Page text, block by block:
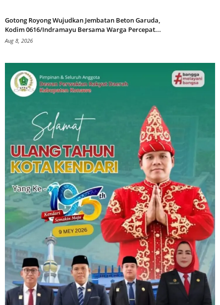
Gotong Royong Wujudkan Jembatan Beton Garuda,
Kodim 0616/Indramayu Bersama Warga Percepat...
Aug 8, 2026